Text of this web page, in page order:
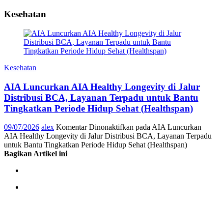
Kesehatan
Kesehatan
AIA Luncurkan AIA Healthy Longevity di Jalur
Distribusi BCA, Layanan Terpadu untuk Bantu
Tingkatkan Periode Hidup Sehat (Healthspan)
09/07/2026 alex Komentar Dinonaktifkan pada AIA Luncurkan
AIA Healthy Longevity di Jalur Distribusi BCA, Layanan Terpadu
untuk Bantu Tingkatkan Periode Hidup Sehat (Healthspan)
Bagikan Artikel ini